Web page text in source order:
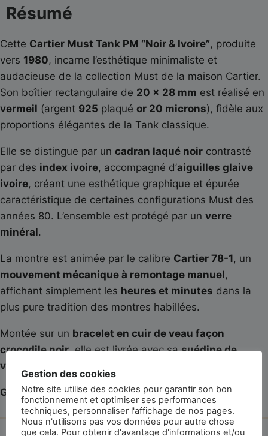
Résumé
Cette Cartier Must Tank PM “Noir & Ivoire”, produite
vers 1980, incarne l’esthétique minimaliste et
audacieuse de la collection Must de la maison Cartier.
Son boîtier rectangulaire de 20 × 28 mm est réalisé en
vermeil (argent 925 plaqué or 20 microns), fidèle aux
proportions élégantes de la Tank classique.
Elle se distingue par un cadran laqué noir contrasté
par des index ivoire, accompagné d’aiguilles glaive
ivoire, créant une esthétique graphique et épurée
caractéristique de certaines configurations Must des
années 80. L’ensemble est protégé par un verre
minéral.
La montre est animée par le calibre Cartier 78-1, un
mouvement mécanique à remontage manuel,
affichant simplement les heures et minutes dans la
plus pure tradition des montres habillées.
Montée sur un bracelet en cuir de veau façon
crocodile noir, elle est livrée avec sasuédine de
voyage
Garantie 3 ans – NON ÉTANCHE.
Gestion des cookies
Notre site utilise des cookies pour garantir son bon
fonctionnement et optimiser ses performances
techniques, personnaliser l'affichage de nos pages.
Nous n'utilisons pas vos données pour autre chose
que cela. Pour obtenir d'avantage d'informations et/ou